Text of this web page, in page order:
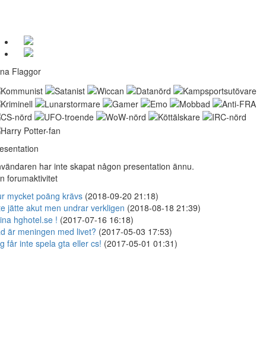
Flaggor
har inte skapat någon presentation ännu.
forumaktivitet
mycket poäng krävs (2018-09-20 21:18)
jätte akut men undrar verkligen (2018-08-18 21:39)
hghotel.se ! (2017-07-16 16:18)
är meningen med livet? (2017-05-03 17:53)
får inte spela gta eller cs! (2017-05-01 01:31)